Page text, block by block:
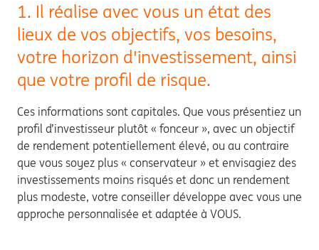
1. Il réalise avec vous un état des
lieux de vos objectifs, vos besoins,
votre horizon d'investissement, ainsi
que votre profil de risque.
Ces informations sont capitales. Que vous présentiez un
profil d’investisseur plutôt « fonceur », avec un objectif
de rendement potentiellement élevé, ou au contraire
que vous soyez plus « conservateur » et envisagiez des
investissements moins risqués et donc un rendement
plus modeste, votre conseiller développe avec vous une
approche personnalisée et adaptée à VOUS.